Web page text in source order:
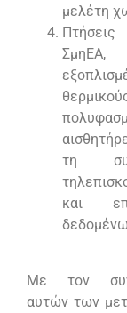
μελέτη
ΣμηΕΑ,
τη
και
Με τον
αυτών των